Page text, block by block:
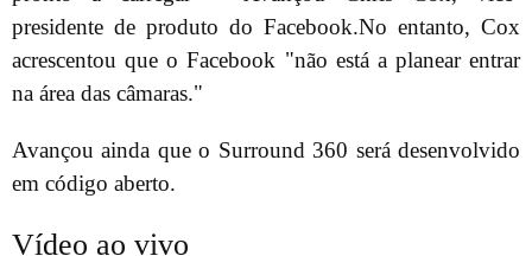
presidente de produto do Facebook.No entanto, Cox
acrescentou que o Facebook "não está a planear entrar
na área das câmaras."
Avançou ainda que o Surround 360 será desenvolvido
em código aberto.
Vídeo ao vivo